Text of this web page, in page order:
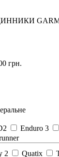
грн.
Enduro 3
2 Quatix